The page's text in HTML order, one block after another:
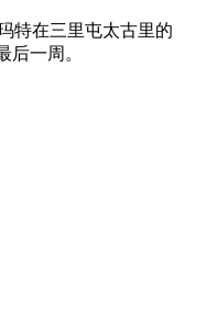
特在三里屯太古里的
后一周。